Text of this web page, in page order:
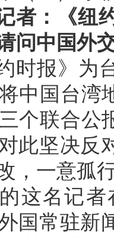
者：《纽
问中国外
时报》为
中国台湾
个联合公
此坚决反
，一意孤
这名记
国常驻新